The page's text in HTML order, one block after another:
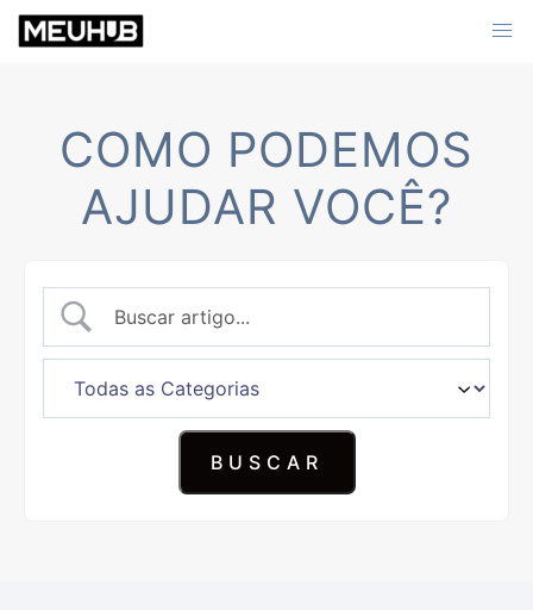
Skip
COMO PODEMOS
AJUDAR VOCÊ?